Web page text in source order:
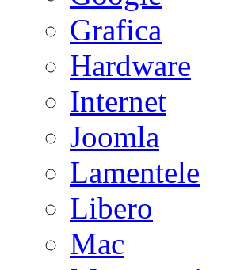
Grafica
Hardware
Internet
Joomla
Lamentele
Libero
Mac